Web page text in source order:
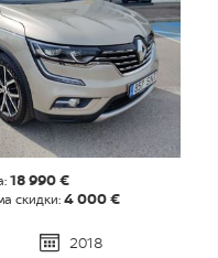
18 990 €
скидки: 4 000 €
2018